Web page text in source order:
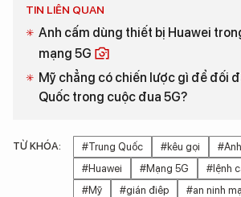
TIN LIÊN QUAN
Anh cấm dùng thiết bị Huawei
mạng 5G
Mỹ chẳng có chiến lược gì để đối
Quốc trong cuộc đua 5G?
TỪ KHÓA: #Trung Quốc #kêu gọi #Anh
#Huawei
#Mạng 5G #lệnh
#Mỹ
#gián điêp #an ninh